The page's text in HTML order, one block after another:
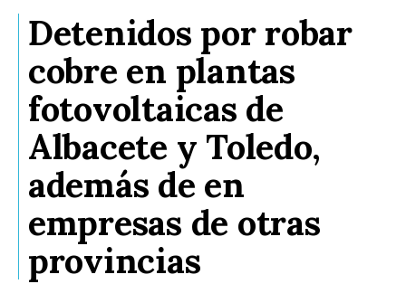
Detenidos por robar
cobre en plantas
fotovoltaicas de
Albacete y Toledo,
además de en
empresas de otras
provincias